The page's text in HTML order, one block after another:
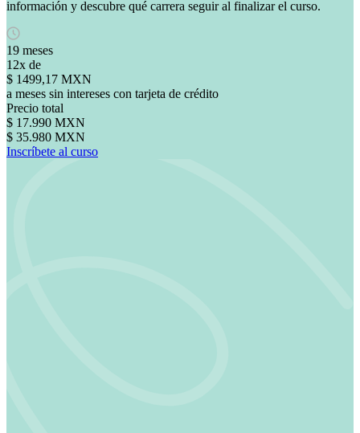
información y descubre qué carrera seguir al finalizar el curso.
19 meses
12x de
$ 1499,17 MXN
a meses sin intereses con tarjeta de crédito
Precio total
$ 17.990 MXN
$ 35.980 MXN
Inscríbete al curso